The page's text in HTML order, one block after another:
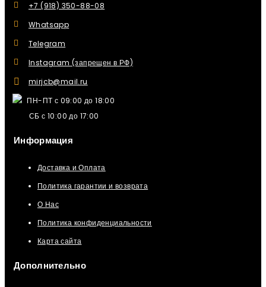
+7 (918) 350-88-08
Whatsapp
Telegram
Instagram (запрещен в РФ)
mirjcb@mail.ru
ПН-ПТ с 09:00 до 18:00
СБ с 10:00 до 17:00
Информация
Доставка и Оплата
Политика гарантии и возврата
О Нас
Политика конфиденциальности
Карта сайта
Дополнительно